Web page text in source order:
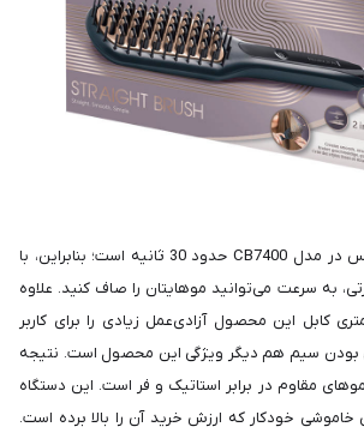
مدت زمان گرم شدن برس در مدل CB7400 حدود 30 ثانیه است؛ بنابراین، با
به سرعت می‌توانید موهایتان را صاف کنید. علاوه
180 سانتی‌متری کابل این محصول آزادی‌عمل زیادی را برای کاربر
بودن سیم هم دیگر ویژگی این محصول است. نتیجه
موهای مقاوم در برابر استاتیک و فر است. این دستگاه
خاموشی خودکار که ارزش خرید آن را بالا برده است.